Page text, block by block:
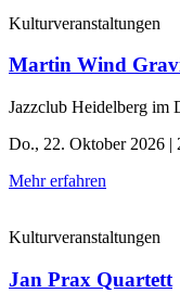
Kulturveranstaltungen
Martin Wind
Jazzclub Heidelberg im
Do., 22. Oktober 2026 |
Mehr erfahren
Kulturveranstaltungen
Jan Prax Quartett